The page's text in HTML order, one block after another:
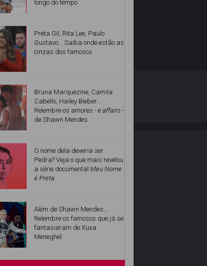
longo do tempo
Preta Gil, Rita Lee, Paulo
Gustavo... Saiba onde estão as
cinzas dos famosos
Bruna Marquezine, Camila
Cabello, Hailey Bieber...
Relembre os amores - e affairs -
de Shawn Mendes
O nome dela deveria ser
Pedra? Veja o que mais revelou
a série documental Meu Nome
é Preta
Além de Shawn Mendes...
Relembre os famosos que já se
fantasiaram de Xuxa
Meneghel
Desenvolvido por